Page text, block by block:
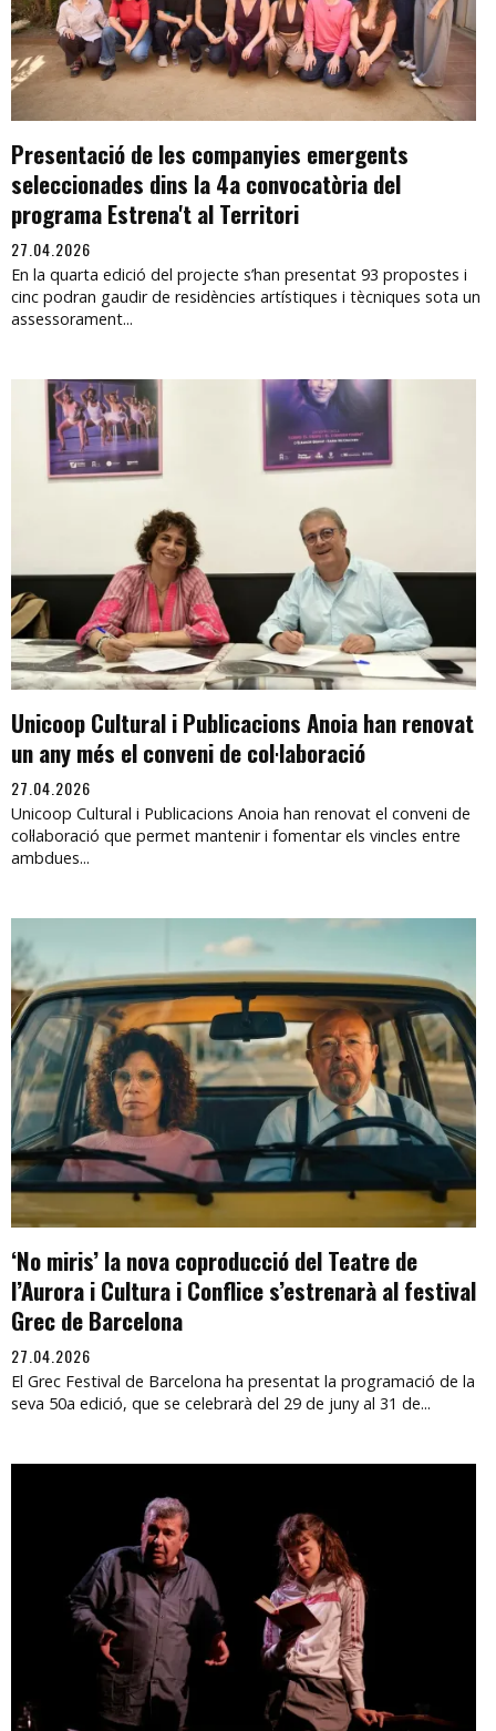
Presentació de les companyies emergents
seleccionades dins la 4a convocatòria del
programa Estrena't al Territori
27.04.2026
En la quarta edició del projecte s’han presentat 93 propostes i
cinc podran gaudir de residències artístiques i tècniques sota un
assessorament...
Unicoop Cultural i Publicacions Anoia han renovat
un any més el conveni de col·laboració
27.04.2026
Unicoop Cultural i Publicacions Anoia han renovat el conveni de
col·laboració que permet mantenir i fomentar els vincles entre
ambdues...
‘No miris’ la nova coproducció del Teatre de
l’Aurora i Cultura i Conflice s’estrenarà al festival
Grec de Barcelona
27.04.2026
El Grec Festival de Barcelona ha presentat la programació de la
seva 50a edició, que se celebrarà del 29 de juny al 31 de...